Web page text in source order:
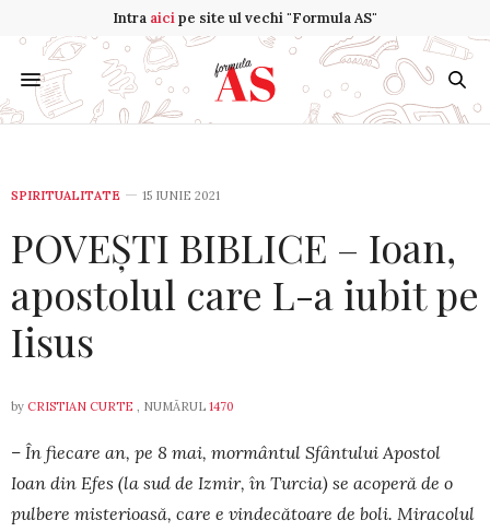
Intra aicipe site ul vechi "Formula AS"
SPIRITUALITATE 15 IUNIE 2021
POVEȘTI BIBLICE – Ioan,
apostolul care L-a iubit pe
Iisus
by CRISTIAN CURTE , NUMĂRUL 1470
– În fiecare an, pe 8 mai, mormântul Sfântului Apostol
Ioan din Efes (la sud de Izmir, în Turcia) se acoperă de o
pulbere misterioasă, care e vindecătoare de boli. Miracolul